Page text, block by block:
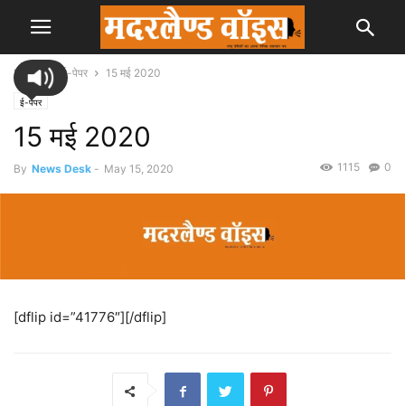
Home ई-पेपर 15 मई 2020
ई-पेपर
15 मई 2020
By News Desk - May 15, 2020 0
1115
[dflip id=”41776″][/dflip]